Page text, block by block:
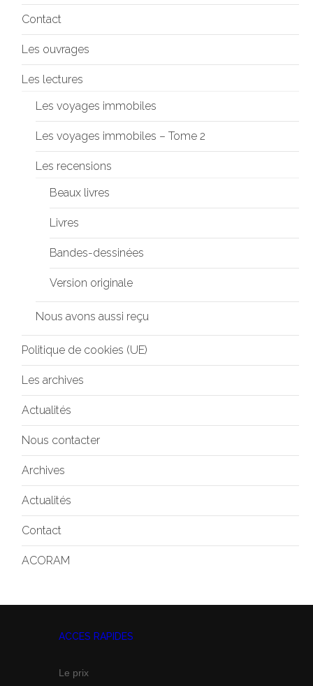
Contact
Les ouvrages
Les lectures
Les voyages immobiles
Les voyages immobiles – Tome 2
Les recensions
Beaux livres
Livres
Bandes-dessinées
Version originale
Nous avons aussi reçu
Politique de cookies (UE)
Les archives
Actualités
Nous contacter
Archives
Actualités
Contact
ACORAM
ACCES RAPIDES
Le prix